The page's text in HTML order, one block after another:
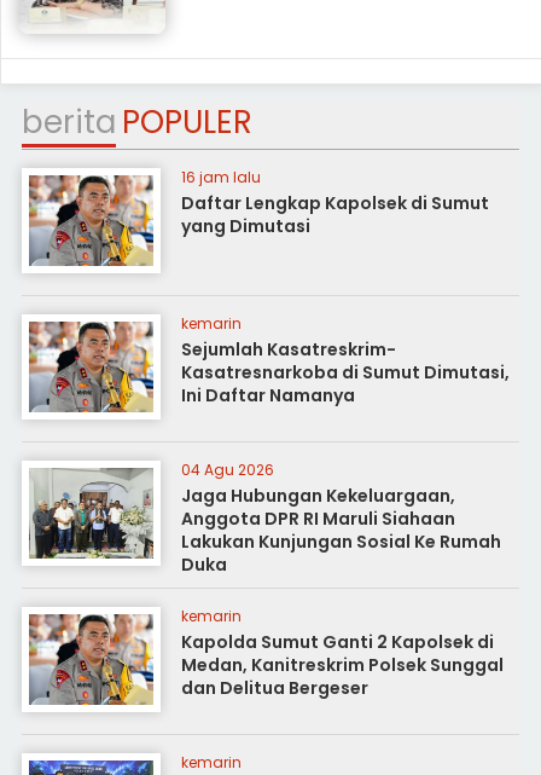
berita POPULER
16 jam lalu
Daftar Lengkap Kapolsek di Sumut
yang Dimutasi
kemarin
Sejumlah Kasatreskrim-
Kasatresnarkoba di Sumut Dimutasi,
Ini Daftar Namanya
04 Agu 2026
Jaga Hubungan Kekeluargaan,
Anggota DPR RI Maruli Siahaan
Lakukan Kunjungan Sosial Ke Rumah
Duka
kemarin
Kapolda Sumut Ganti 2 Kapolsek di
Medan, Kanitreskrim Polsek Sunggal
dan Delitua Bergeser
kemarin